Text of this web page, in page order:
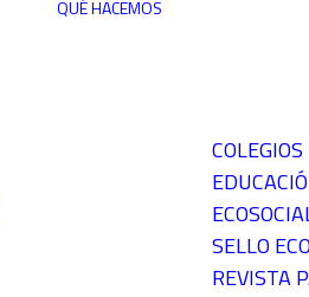
QUÉ HACEMOS
SELLO
REVISTA